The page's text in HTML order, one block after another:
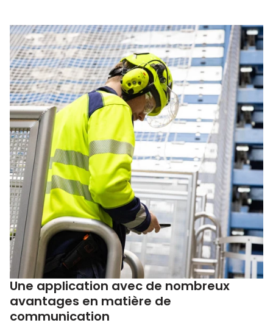
Une application avec de nombreux
avantages en matière de
communication